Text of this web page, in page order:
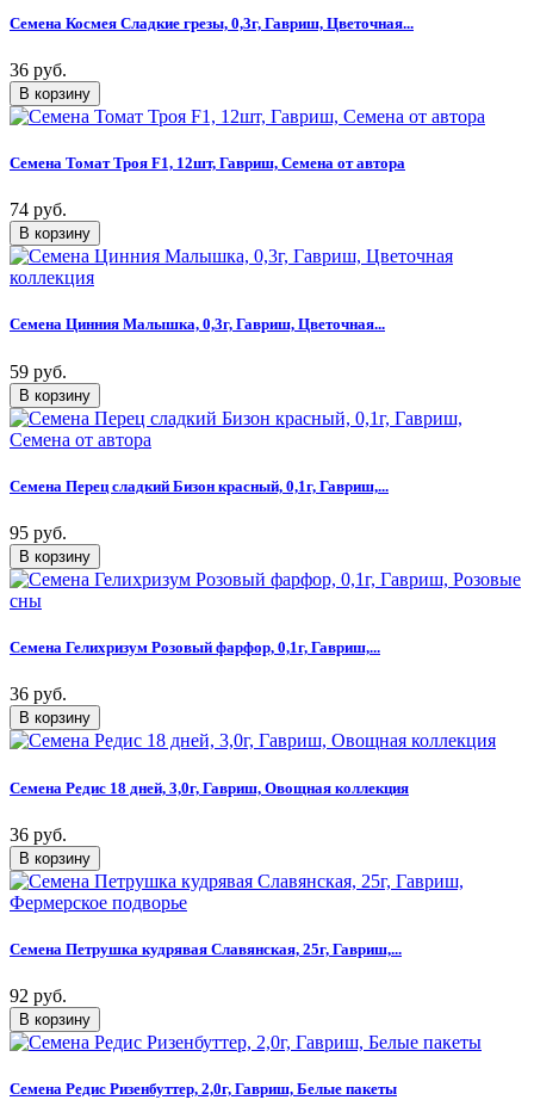
Семена Космея Сладкие грезы, 0,3г, Гавриш, Цветочная...
36 руб.
Семена Томат Троя F1, 12шт, Гавриш, Семена от автора
74 руб.
Семена Цинния Малышка, 0,3г, Гавриш, Цветочная...
59 руб.
Семена Перец сладкий Бизон красный, 0,1г, Гавриш,...
95 руб.
Семена Гелихризум Розовый фарфор, 0,1г, Гавриш,...
36 руб.
Семена Редис 18 дней, 3,0г, Гавриш, Овощная коллекция
36 руб.
Семена Петрушка кудрявая Славянская, 25г, Гавриш,...
92 руб.
Семена Редис Ризенбуттер, 2,0г, Гавриш, Белые пакеты